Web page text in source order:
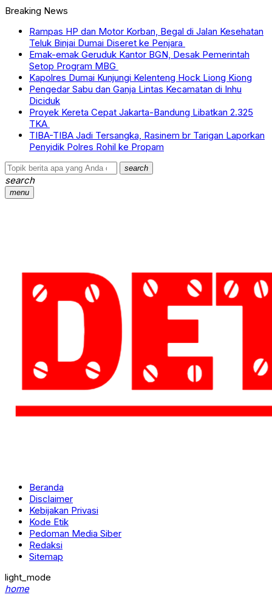
Breaking News
Rampas HP dan Motor Korban, Begal di Jalan Kesehatan
Teluk Binjai Dumai Diseret ke Penjara
Emak-emak Geruduk Kantor BGN, Desak Pemerintah
Setop Program MBG
Kapolres Dumai Kunjungi Kelenteng Hock Liong Kiong
Pengedar Sabu dan Ganja Lintas Kecamatan di Inhu
Diciduk
Proyek Kereta Cepat Jakarta-Bandung Libatkan 2.325
TKA
TIBA-TIBA Jadi Tersangka, Rasinem br Tarigan Laporkan
Penyidik Polres Rohil ke Propam
search
search
menu
Beranda
Disclaimer
Kebijakan Privasi
Kode Etik
Pedoman Media Siber
Redaksi
Sitemap
light_mode
home